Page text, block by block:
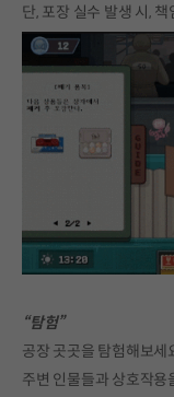
단, 포장 실수 발생 시,
“탐험”
공장 곳곳을 탐험해보세
주변 인물들과 상호작용